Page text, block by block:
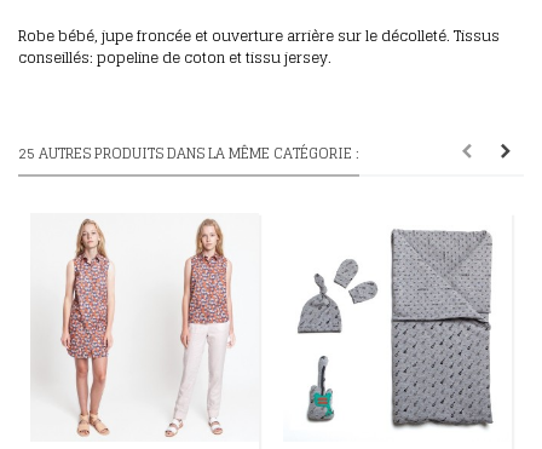
Robe bébé, jupe froncée et ouverture arrière sur le décolleté. Tissus
conseillés: popeline de coton et tissu jersey.
25 AUTRES PRODUITS DANS LA MÊME CATÉGORIE :